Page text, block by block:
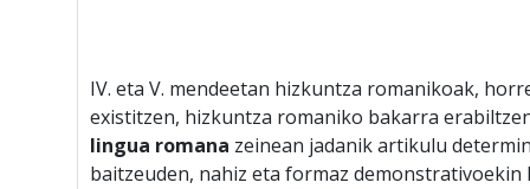
IV. eta V. mendeetan hizkuntza romanikoak,
existitzen, hizkuntza romaniko bakarra
lingua romana zeinean jadanik artikulu
baitzeuden, nahiz eta formaz demonstrativoekin